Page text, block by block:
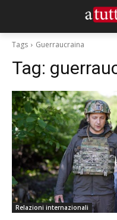
Tags Guerraucraina
Tag:
Relazioni internazionali